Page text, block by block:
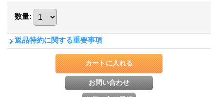
数量:
返品特約に関する重要事項